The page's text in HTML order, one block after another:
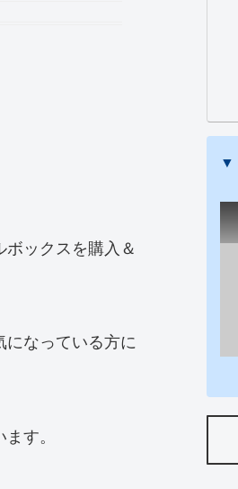
ックスを購入＆
なっている方に
す。
▼